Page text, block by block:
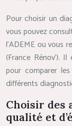
Pour choisir un
vous pouvez
l’ADEME ou vous
(France Rénov’).
pour comparer
différents
Choisir des
qualité et